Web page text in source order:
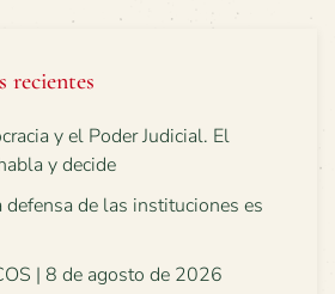
recientes
y el Poder Judicial. El
y decide
defensa de las instituciones es
| 8 de agosto de 2026